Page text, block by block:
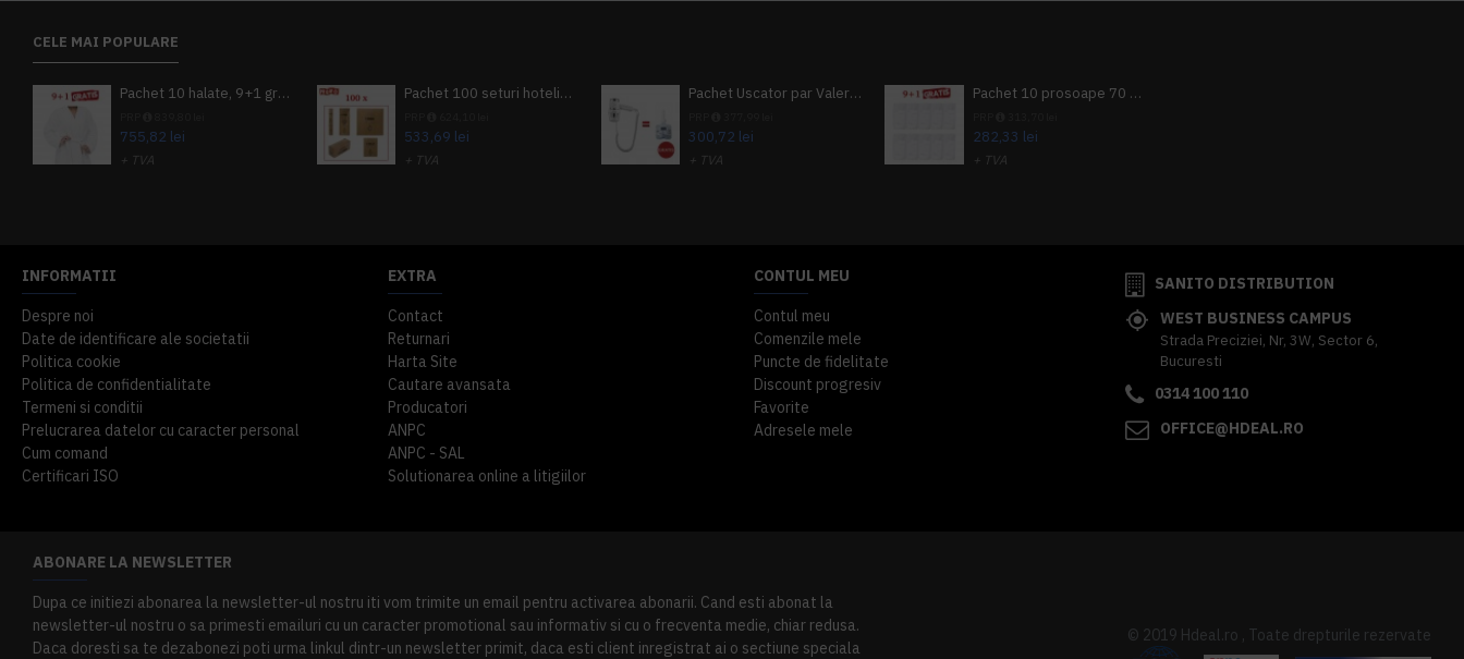
CELE MAI POPULARE
Pachet 10 halate, 9+1 gratuit
755,82 lei
+ TVA
Pachet 100 seturi hoteliere, set dentar, set barbierit, casca de dus, pila unghii, set cusut
533,69 lei
+ TVA
Pachet Uscator par Valera Action Super Plus + GRATUIT Sampon si gel de dus Tork
300,72 lei
+ TVA
Pachet 10 prosoape 70 x 140cm 9 + 1 gratuit
282,33 lei
+ TVA
INFORMATII
Despre noi
Date de identificare ale societatii
Politica cookie
Politica de confidentialitate
Termeni si conditii
Prelucrarea datelor cu caracter personal
Cum comand
Certificari ISO
EXTRA
Contact
Returnari
Harta Site
Cautare avansata
Producatori
ANPC
ANPC - SAL
Solutionarea online a litigiilor
CONTUL MEU
Contul meu
Comenzile mele
Puncte de fidelitate
Discount progresiv
Favorite
Adresele mele
SANITO DISTRIBUTION
WEST BUSINESS CAMPUS
Strada Preciziei, Nr, 3W, Sector 6,
Bucuresti
0314 100 110
OFFICE@HDEAL.RO
ABONARE LA NEWSLETTER
Dupa ce initiezi abonarea la newsletter-ul nostru iti vom trimite un email pentru activarea abonarii. Cand esti abonat la
newsletter-ul nostru o sa primesti emailuri cu un caracter promotional sau informativ si cu o frecventa medie, chiar redusa.
Daca doresti sa te dezabonezi poti urma linkul dintr-un newsletter primit, daca esti client inregistrat ai o sectiune speciala
© 2019 Hdeal.ro , Toate drepturile rezervate